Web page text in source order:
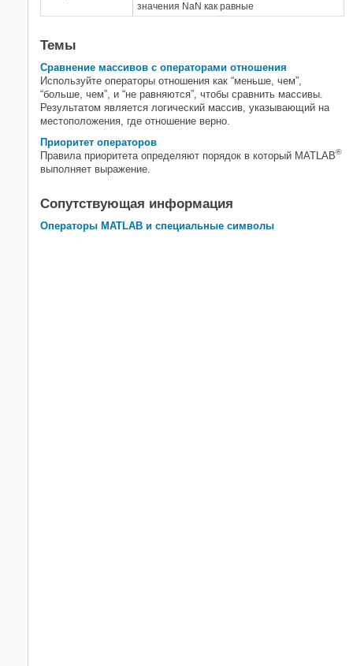
значения NaN как равные
Темы
Сравнение массивов с операторами отношения
Используйте операторы отношения как “меньше, чем”,
“больше, чем”, и “не равняются”, чтобы сравнить массивы.
Результатом является логический массив, указывающий на
местоположения, где отношение верно.
Приоритет операторов
Правила приоритета определяют порядок в который MATLAB®
выполняет выражение.
Сопутствующая информация
Операторы MATLAB и специальные символы